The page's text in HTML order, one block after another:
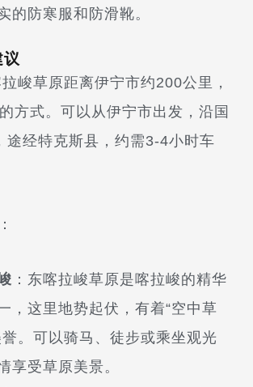
的防寒服和防滑靴。
拉峻草原距离伊宁市约200公里，
方式。可以从伊宁市出发，沿国
途经特克斯县，约需3-4小时车
：
：东喀拉峻草原是喀拉峻的精华
，这里地势起伏，有着“空中草
誉。可以骑马、徒步或乘坐观光
享受草原美景。